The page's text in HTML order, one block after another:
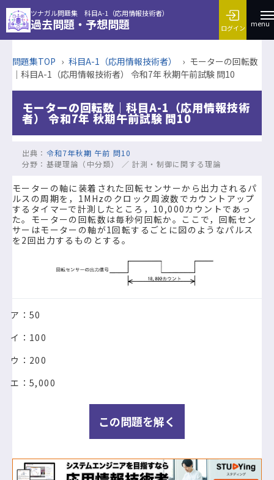
ツナガル問題集 科目A-1（応用情報技術者）
過去問題・予想問題 ログイン menu
問題集TOP › 科目A-1（応用情報技術者） › モーターの回転数
｜科目A-1（応用情報技術者） 令和7年 秋期午前試験 問10
モーターの回転数｜科目A-1（応用情報技術
者） 令和7年 秋期午前試験 問10
出典： 令和7年秋期 午前 問10
分野： 基礎理論（中分類） ／ 計測・制御に関する理論
モーターの軸に装着された回転センサーから出力されるパ
ルスの周期を，1MHzのクロック周波数でカウントアップ
するタイマーで計測したところ，10,000カウントであっ
た。モーターの回転数は毎秒何回転か。ここで，回転セン
サーはモーターの軸が1回転するごとに図のようなパルス
を2回出力するものとする。
ア：50
イ：100
ウ：200
エ：5,000
この問題を解く